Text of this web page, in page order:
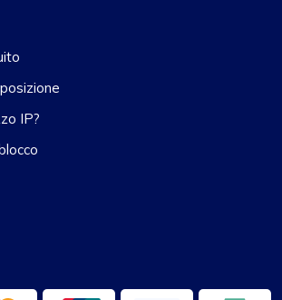
mia esperienza con loro è stata
Sebbene ci siano stati
cui alcuni proxy non hanno
risolti e compensati e
trovare rapidamente soluzioni a
IP?